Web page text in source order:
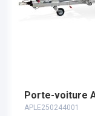
Porte-voiture
APLE250244001